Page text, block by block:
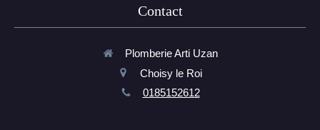
Contact
Plomberie Arti Uzan
Choisy le Roi
0185152612